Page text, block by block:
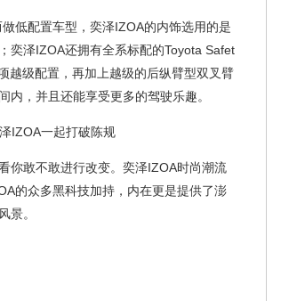
低配置车型，奕泽IZOA的内饰选用的是
奕泽IZOA还拥有全系标配的Toyota Safet
越级配置，再加上越级的后纵臂型双叉臂
，并且还能享受更多的驾驶乐趣。
你敢不敢进行改变。奕泽IZOA时尚潮流
的众多黑科技加持，内在更是提供了澎
景。